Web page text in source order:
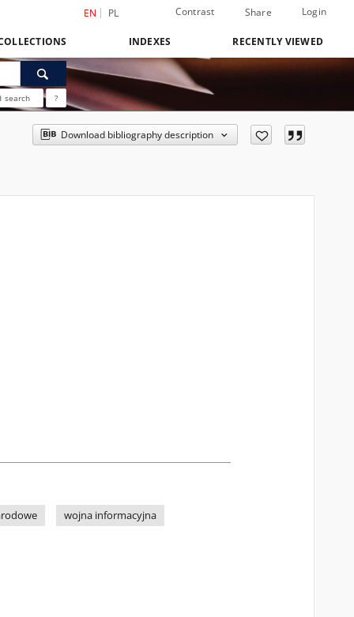
EN PL Contrast Share Login
INDEXES RECENTLY VIEWED
search ?
Download bibliography description
wojna informacyjna